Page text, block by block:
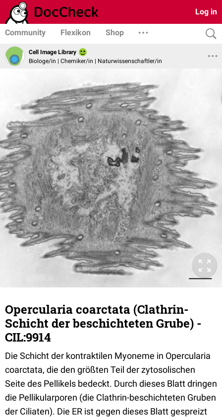
Log in
Community Flexikon Shop
Cell Image Library
Biologe/in | Chemiker/in | Naturwissenschaftler/in
Opercularia coarctata (Clathrin-
Schicht der beschichteten Grube) -
CIL:9914
Die Schicht der kontraktilen Myoneme in Opercularia
coarctata, die den größten Teil der zytosolischen
Seite des Pellikels bedeckt. Durch dieses Blatt dringen
die Pellikularporen (die Clathrin-beschichteten Gruben
der Ciliaten). Die ER ist gegen dieses Blatt gespreizt